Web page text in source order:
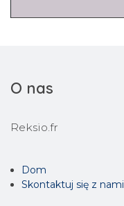
O nas
Reksio.fr
Dom
Skontaktuj się z nami